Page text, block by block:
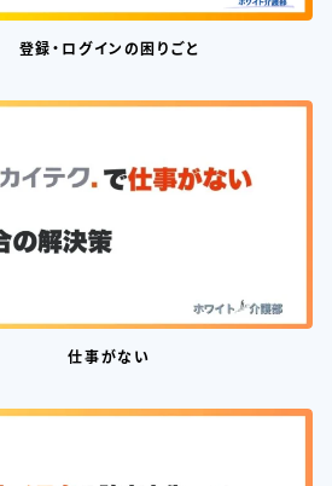
登録・ログインの困りごと
仕事がない